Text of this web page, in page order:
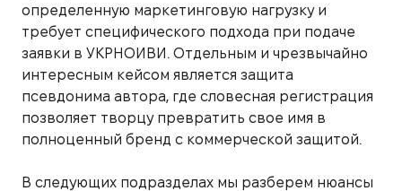
определенную маркетинговую нагрузку и
требует специфического подхода при подаче
заявки в УКРНОИВИ. Отдельным и чрезвычайно
интересным кейсом является защита
псевдонима автора, где словесная регистрация
позволяет творцу превратить свое имя в
полноценный бренд с коммерческой защитой.
В следующих подразделах мы разберем нюансы